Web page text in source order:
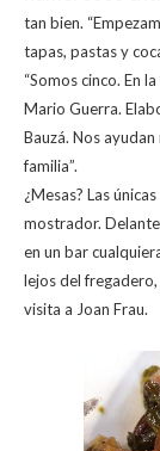
tan bien.
tapas, pastas y
“Somos cinco. En
Mario Guerra.
Bauzá. Nos
familia”.
¿Mesas? Las
mostrador.
en un bar
lejos del
visita a Joan Frau.